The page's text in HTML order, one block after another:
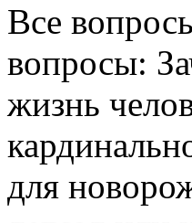
Все
вопросы:
жизнь
для